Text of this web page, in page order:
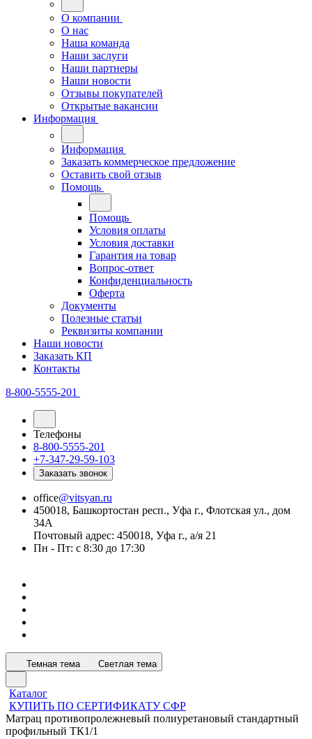
О компании
О нас
Наша команда
Наши заслуги
Наши партнеры
Наши новости
Отзывы покупателей
Открытые вакансии
Информация
Информация
Заказать коммерческое предложение
Оставить свой отзыв
Помощь
Помощь
Условия оплаты
Условия доставки
Гарантия на товар
Вопрос-ответ
Конфиденциальность
Оферта
Документы
Полезные статьи
Реквизиты компании
Наши новости
Заказать КП
Контакты
8-800-5555-201
Телефоны
8-800-5555-201
+7-347-29-59-103
Заказать звонок
office@vitsyan.ru
450018, Башкортостан респ., Уфа г., Флотская ул., дом
34А
Почтовый адрес: 450018, Уфа г., а/я 21
Пн - Пт: с 8:30 до 17:30
Темная тема Светлая тема
Каталог
КУПИТЬ ПО СЕРТИФИКАТУ СФР
Матрац противопролежневый полиуретановый стандартный
профильный ТК1/1